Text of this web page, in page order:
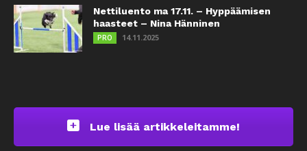
Nettiluento ma 17.11. – Hyppäämisen
haasteet – Nina Hänninen
PRO 14.11.2025
Lue lisää artikkeleitamme!